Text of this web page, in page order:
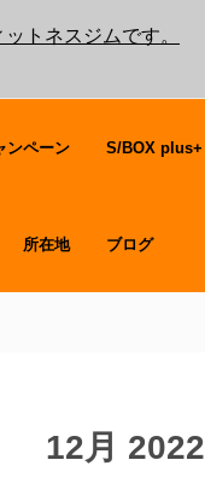
トネスジムです。
ンペーン S/BOX plus+
所在地 ブログ
12月 2022